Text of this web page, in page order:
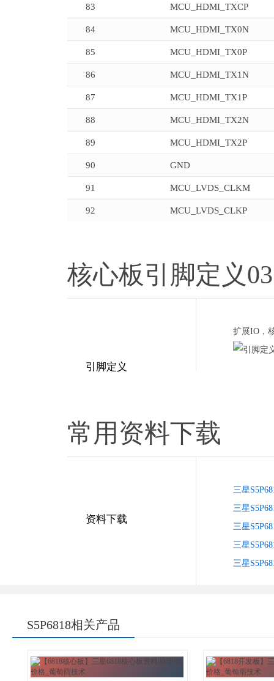
83 MCU_HDMI_TXCP
84 MCU_HDMI_TX0N
85 MCU_HDMI_TX0P
86 MCU_HDMI_TX1N
87 MCU_HDMI_TX1P
88 MCU_HDMI_TX2N
89 MCU_HDMI_TX2P
90 GND
91 MCU_LVDS_CLKM
92 MCU_LVDS_CLKP
核心板引脚定义03
引脚定义
扩展IO，
常用资料下载
资料下载
三星
三星
三星
三星
三星
S5P6818相关产品